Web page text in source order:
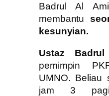
Badrul Al
membantu
kesunyian.
Ustaz
pemimpin
UMNO. Beliau
jam 3